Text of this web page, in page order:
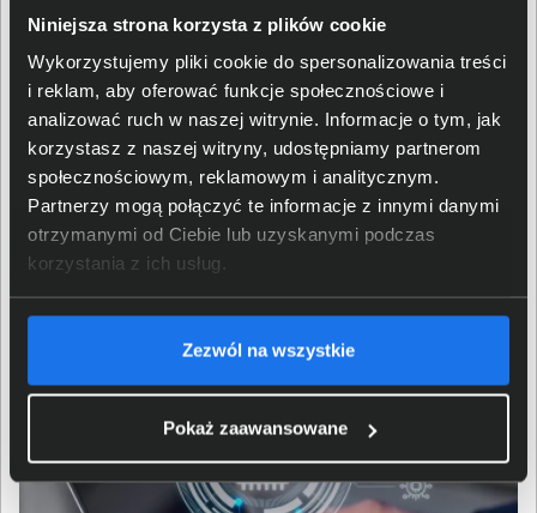
Niniejsza strona korzysta z plików cookie
Wykorzystujemy pliki cookie do spersonalizowania treści
i reklam, aby oferować funkcje społecznościowe i
analizować ruch w naszej witrynie. Informacje o tym, jak
korzystasz z naszej witryny, udostępniamy partnerom
społecznościowym, reklamowym i analitycznym.
Partnerzy mogą połączyć te informacje z innymi danymi
otrzymanymi od Ciebie lub uzyskanymi podczas
korzystania z ich usług.
Zezwól na wszystkie
Pokaż zaawansowane
prywatność poprzez zmniejszenie zależności od
drogich centrów danych. Firma Intel udostępnia między
innymi oprogramowanie oneAPI i OpenVINO,
dedykowane stacje robocze i szkolenia, aby
deweloperzy mogli lepiej wykorzystać SI. Pozwoli im to
stworzyć oprogramowanie jeszcze lepiej wspierające
ich użytkowników w codziennych obowiązkach, ale i nie
tylko. Trend ten zakorzenia się także w gamingu, co
przyniesie nie tylko ulepszenia istniejących już
rozwiązań, ale również nowe ekscytujące możliwości.